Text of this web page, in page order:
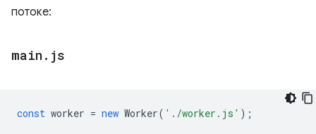
потоке:
main . js
const worker = new Worker( './worker.js' );